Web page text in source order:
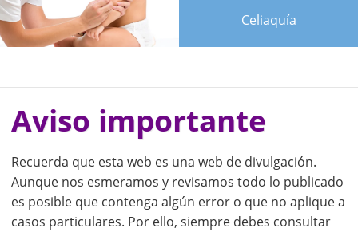
Celiaquía
Aviso importante
Recuerda que esta web es una web de divulgación.
Aunque nos esmeramos y revisamos todo lo publicado
es posible que contenga algún error o que no aplique a
casos particulares. Por ello, siempre debes consultar